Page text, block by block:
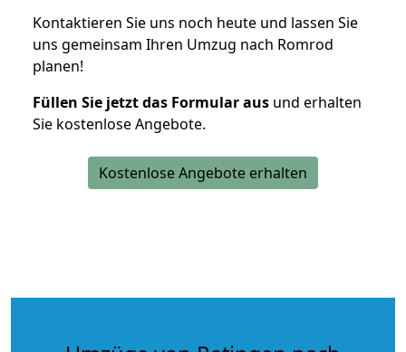
Kontaktieren Sie uns noch heute und lassen Sie
uns gemeinsam Ihren Umzug nach Romrod
planen!
Füllen Sie jetzt das Formular aus und erhalten
Sie kostenlose Angebote.
Kostenlose Angebote erhalten